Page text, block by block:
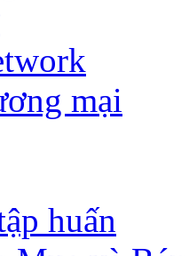
mại
huấn